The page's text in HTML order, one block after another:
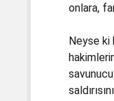
onlara,
Neyse ki